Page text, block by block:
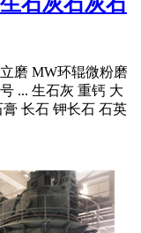
磨 MW环辊微粉磨
... 生石灰 重钙 大
长石 钾长石 石英